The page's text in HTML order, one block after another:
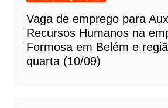
Vaga de emprego para
Recursos Humanos na
Formosa em Belém e
quarta (10/09)